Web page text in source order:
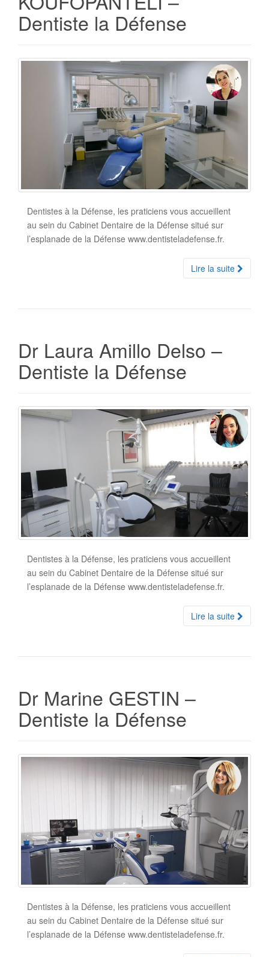
Dentiste la Défense
Dentistes à la Défense, les praticiens vous accueillent
au sein du Cabinet Dentaire de la Défense situé sur
l’esplanade de la Défense www.dentisteladefense.fr.
Lire la suite
Dr Laura Amillo Delso –
Dentiste la Défense
Dentistes à la Défense, les praticiens vous accueillent
au sein du Cabinet Dentaire de la Défense situé sur
l’esplanade de la Défense www.dentisteladefense.fr.
Lire la suite
Dr Marine GESTIN –
Dentiste la Défense
Dentistes à la Défense, les praticiens vous accueillent
au sein du Cabinet Dentaire de la Défense situé sur
l’esplanade de la Défense www.dentisteladefense.fr.